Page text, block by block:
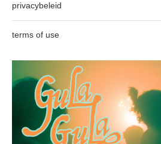
privacybeleid
terms of use